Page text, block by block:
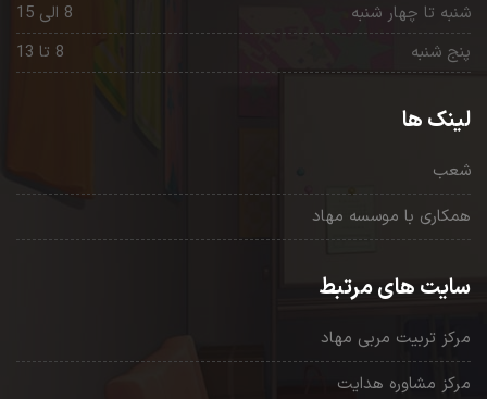
8 الی 15
شنبه تا چهار شنبه
8 تا 13
پنج شنبه
لینک ها
شعب
همکاری با موسسه مهاد
سایت های مرتبط
مرکز تربیت مربی مهاد
مرکز مشاوره هدایت